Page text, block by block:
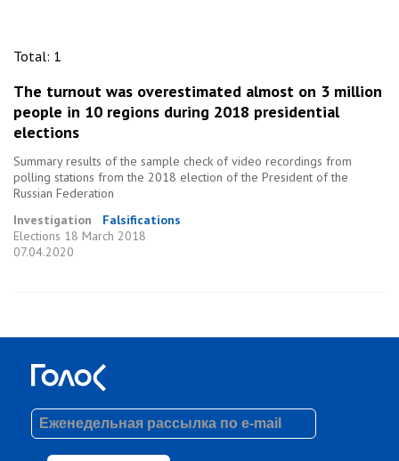
Total: 1
The turnout was overestimated almost on 3 million
people in 10 regions during 2018 presidential
elections
Summary results of the sample check of video recordings from
polling stations from the 2018 election of the President of the
Russian Federation
Investigation
Falsifications
Elections 18 March 2018
07.04.2020